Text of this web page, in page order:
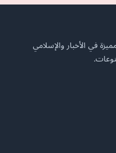
في الأخبار والإسلامي